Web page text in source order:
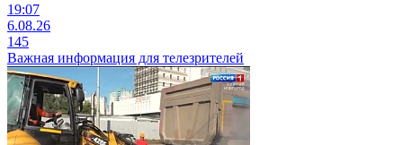
19:07
6.08.26
145
Важная информация для телезрителей